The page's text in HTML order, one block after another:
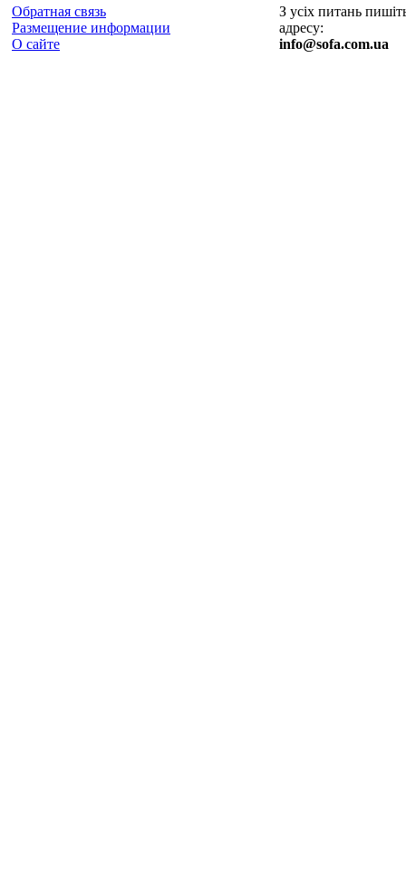
Обратная связь
Размещение информации
О сайте
З усіх питань
адресу:
info@sofa.com.ua